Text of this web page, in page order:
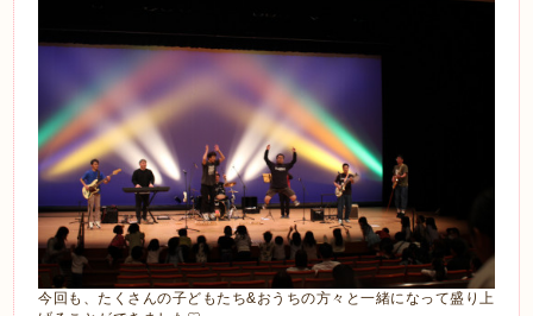
今回も、たくさんの子どもたち&おうちの方々と一緒になって盛り上